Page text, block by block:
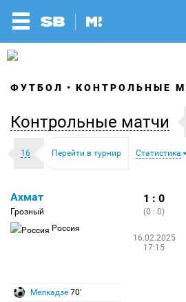
ФУТБОЛ КОНТРОЛЬНЫЕ
Контрольные матчи
16 Перейти в турнир Статистика
Ахмат
Грозный
Россия
1 : 0
(0 : 0)
16.02.2025
17:15
Мелкадзе 70′